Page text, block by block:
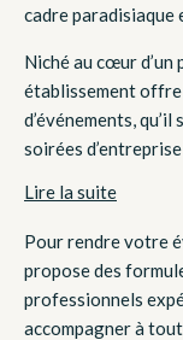
cadre paradisiaque
Niché au cœur
établissement
d’événements,
soirées d’entreprise
Lire la suite
Pour rendre votre
propose des
professionnels
accompagner à